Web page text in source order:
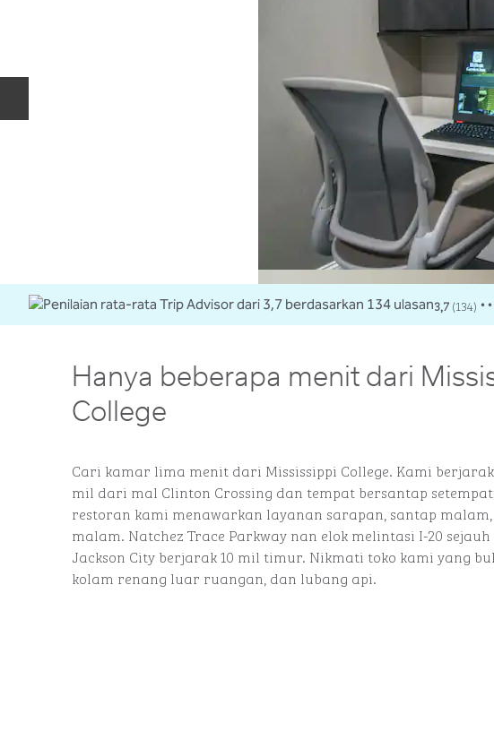
3,7(134) • •
Hanya beberapa menit dari
College
Cari kamar lima menit dari Mississippi College. Kami
mil dari mal Clinton Crossing dan tempat bersantap
restoran kami menawarkan layanan sarapan, santap
malam. Natchez Trace Parkway nan elok melintasi I-20
Jackson City berjarak 10 mil timur. Nikmati toko kami yang
kolam renang luar ruangan, dan lubang api.